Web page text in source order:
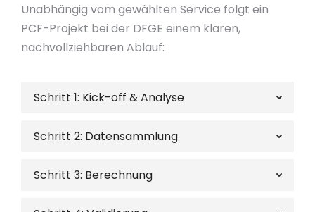
Unabhängig vom gewählten Service folgt ein
PCF-Projekt bei der DFGE einem klaren,
nachvollziehbaren Ablauf:
Schritt 1: Kick-off & Analyse
Schritt 2: Datensammlung
Schritt 3: Berechnung